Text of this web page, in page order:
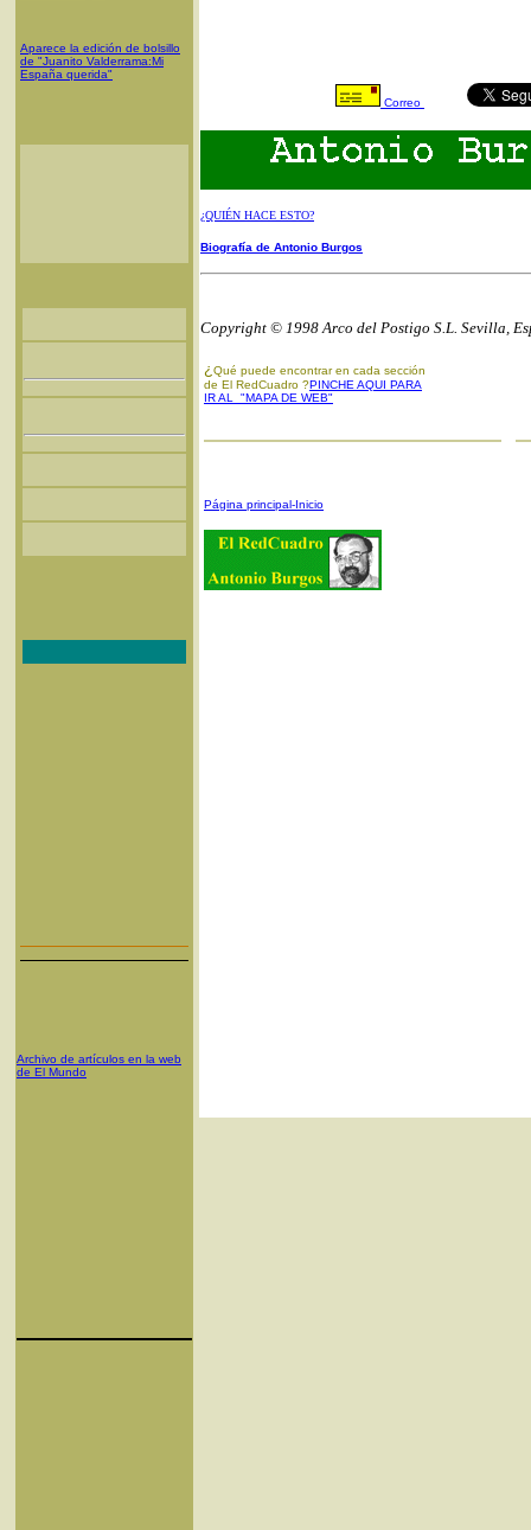
Aparece la edición de bolsillo
de "Juanito Valderrama:Mi
España querida"
Archivo de artículos en la web
de El Mundo
Correo
¿QUIÉN HACE ESTO?
Biografía de Antonio Burgos
Copyright © 1998 Arco del Postigo S.L. Sevilla,
¿ Qué puede encontrar en cada sección
de El RedCuadro ?PINCHE AQUI PARA
IR AL "MAPA DE WEB"
Página principal-Inicio